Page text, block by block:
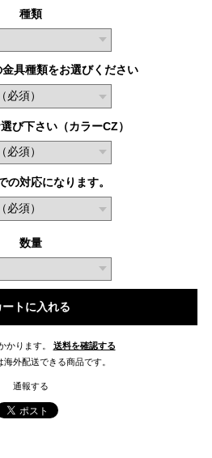
種類
具種類をお選びください
び下さい（カラーCZ）
の対応になります。
数量
ートに入れる
ります。
送料を確認する
外配送できる商品です。
通報する